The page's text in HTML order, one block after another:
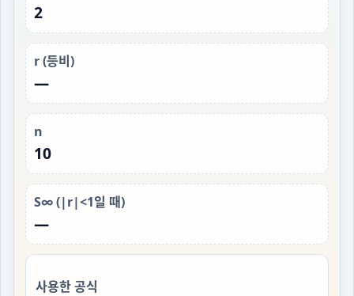
2
r (등비)
—
n
10
S∞ (|r|<1일 때)
—
사용한 공식